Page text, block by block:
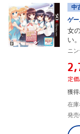
中
ゲー
女
い。
ニ
定
獲
在庫
発